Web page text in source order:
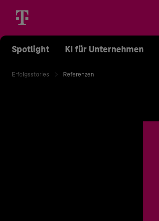
Spotlight KI für Unternehmen
Erfolgsstories Referenzen